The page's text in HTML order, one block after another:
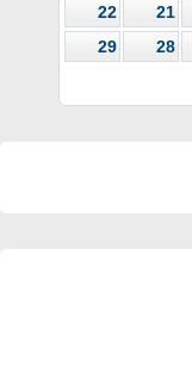
21
22
28
29